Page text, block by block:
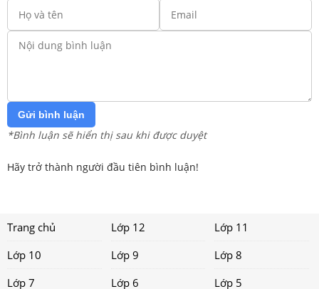
Gửi bình luận
*Bình luận sẽ hiển thị sau khi được duyệt
Hãy trở thành người đầu tiên bình luận!
Trang chủ Lớp 12
Lớp 11
Lớp 10
Lớp 9
Lớp 8
Lớp 7
Lớp 6 Lớp 5